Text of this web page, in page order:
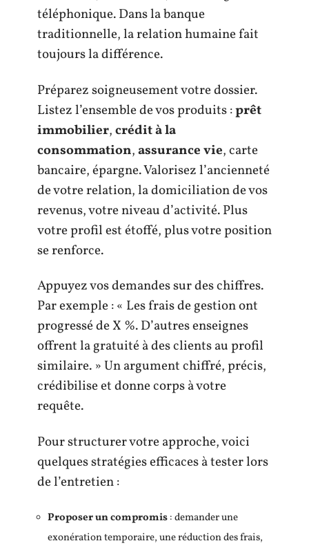
téléphonique. Dans la banque
traditionnelle, la relation humaine fait
toujours la différence.
Préparez soigneusement votre dossier.
Listez l’ensemble de vos produits :prêt
immobilier,crédit à la
consommation,assurance vie, carte
bancaire, épargne. Valorisez l’ancienneté
de votre relation, la domiciliation de vos
revenus, votre niveau d’activité. Plus
votre profil est étoffé, plus votre position
se renforce.
Appuyez vos demandes sur des chiffres.
Par exemple : « Les frais de gestion ont
progressé de X %. D’autres enseignes
offrent la gratuité à des clients au profil
similaire. » Un argument chiffré, précis,
crédibilise et donne corps à votre
requête.
Pour structurer votre approche, voici
quelques stratégies efficaces à tester lors
de l’entretien :
Proposer un compromis: demander une
exonération temporaire, une réduction des frais,